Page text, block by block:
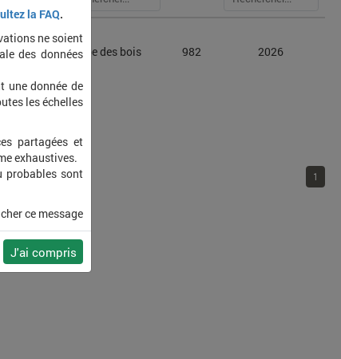
Carabe des bois 982 2026
1
la FAQ.
ne soient
des données
une donnée de
les échelles
partagées et
exhaustives.
probables sont
ce message
J'ai compris